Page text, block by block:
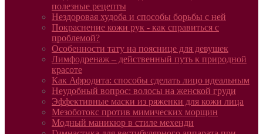
полезные рецепты
Нездоровая худоба и способы борьбы с ней
Покраснение кожи рук - как справиться с
проблемой?
Особенности тату на пояснице для девушек
Лимфодренаж – действенный путь к природной
красоте
Как Афродита: способы сделать лицо идеальным
Неудобный вопрос: волосы на женской груди
Эффективные маски из ряженки для кожи лица
Мезоботокс против мимических морщин
Модный маникюр в стиле мехенди